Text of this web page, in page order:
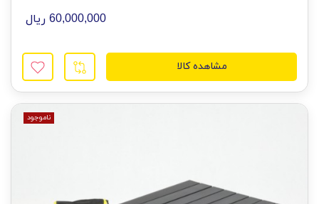
60,000,000 ریال
مشاهده کالا
ناموجود